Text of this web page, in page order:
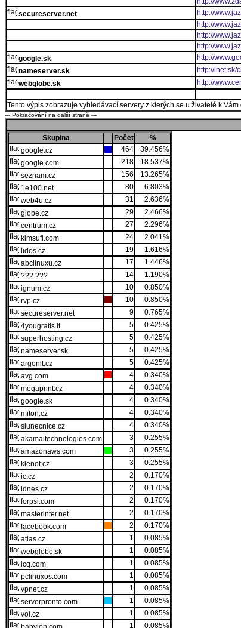
secureserver.net
http://
http://
http://
http://
google.sk
http://
nameserver.sk
http://
webglobe.sk
http://
Tento výpis zobrazuje vyhledávací servery z kterých se u živatelé k
--- Pokračování na další straně ---
Skupina
Počet
%
google.cz
464
39.456%
google.com
218
18.537%
seznam.cz
156
13.265%
1e100.net
80
6.803%
web4u.cz
31
2.636%
globe.cz
29
2.466%
centrum.cz
27
2.296%
kimsufi.com
24
2.041%
lidos.cz
19
1.616%
abclinuxu.cz
17
1.446%
???.???
14
1.190%
ignum.cz
10
0.850%
rvp.cz
10
0.850%
secureserver.net
9
0.765%
4yougratis.it
5
0.425%
superhosting.cz
5
0.425%
nameserver.sk
5
0.425%
argonit.cz
5
0.425%
avg.com
4
0.340%
megaprint.cz
4
0.340%
google.sk
4
0.340%
miton.cz
4
0.340%
slunecnice.cz
4
0.340%
akamaitechnologies.com
3
0.255%
amazonaws.com
3
0.255%
klenot.cz
3
0.255%
ic.cz
2
0.170%
idnes.cz
2
0.170%
forpsi.com
2
0.170%
masterinter.net
2
0.170%
facebook.com
2
0.170%
atlas.cz
1
0.085%
webglobe.sk
1
0.085%
icq.com
1
0.085%
pclinuxos.com
1
0.085%
vpnet.cz
1
0.085%
serverpronto.com
1
0.085%
vol.cz
1
0.085%
1 0.085%